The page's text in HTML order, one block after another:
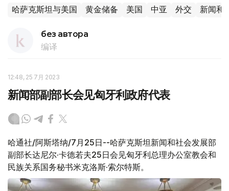
哈萨克斯坦与美国 黄金储备 美国 中亚 外交 新闻和
без автора
编译
12:48, 25 7月 2023
新闻部副部长会见匈牙利政府代表
哈通社/阿斯塔纳/7月25日--哈萨克斯坦新闻和社会发展部
副部长达尼尔·卡德若夫25日会见匈牙利总理办公室教会和
民族关系国务秘书米克洛斯·索尔特斯。